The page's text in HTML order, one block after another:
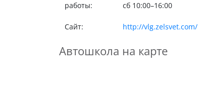
работы:
сб 10:00–16:00
Сайт: http://vlg.zelsvet.com/
Автошкола на карте